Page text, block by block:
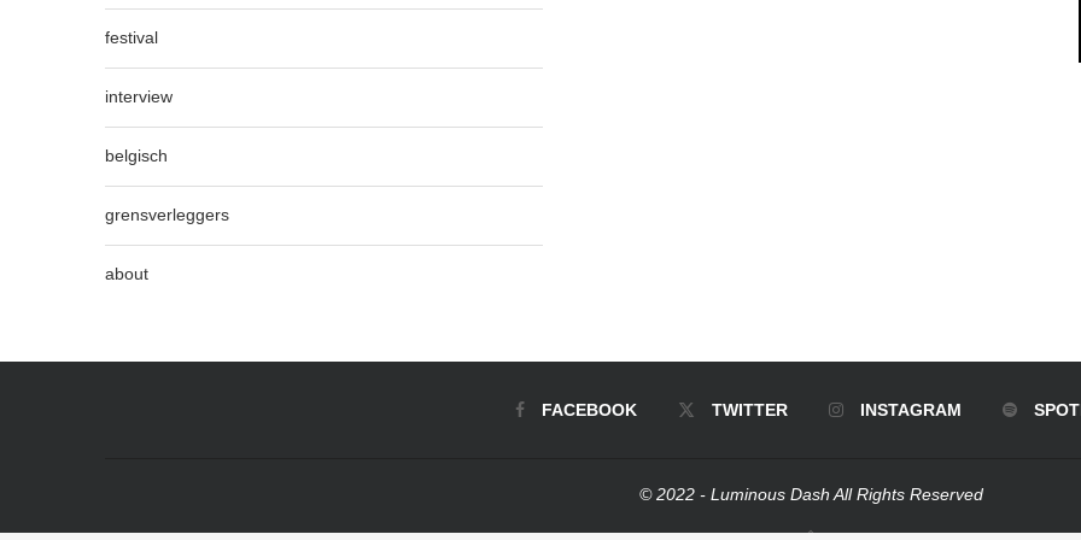
festival
interview
belgisch
grensverleggers
about
FACEBOOK TWITTER INSTAGRAM
© 2022 - Luminous Dash All Rights Reserved